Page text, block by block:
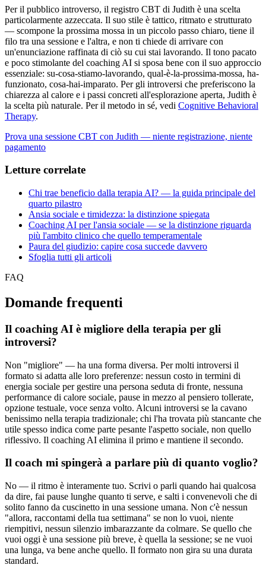
Per il pubblico introverso, il registro CBT di Judith è una scelta
particolarmente azzeccata. Il suo stile è tattico, ritmato e strutturato
— scompone la prossima mossa in un piccolo passo chiaro, tiene il
filo tra una sessione e l'altra, e non ti chiede di arrivare con
un'enunciazione raffinata di ciò su cui stai lavorando. Il tono pacato
e poco stimolante del coaching AI si sposa bene con il suo approccio
essenziale: su-cosa-stiamo-lavorando, qual-è-la-prossima-mossa, ha-
funzionato, cosa-hai-imparato. Per gli introversi che preferiscono la
chiarezza al calore e i passi concreti all'esplorazione aperta, Judith è
la scelta più naturale. Per il metodo in sé, vedi Cognitive Behavioral
Therapy.
Prova una sessione CBT con Judith — niente registrazione, niente
pagamento
Letture correlate
Chi trae beneficio dalla terapia AI? — la guida principale del
quarto pilastro
Ansia sociale e timidezza: la distinzione spiegata
Coaching AI per l'ansia sociale — se la distinzione riguarda
più l'ambito clinico che quello temperamentale
Paura del giudizio: capire cosa succede davvero
Sfoglia tutti gli articoli
FAQ
Domande frequenti
Il coaching AI è migliore della terapia per gli
introversi?
Non "migliore" — ha una forma diversa. Per molti introversi il
formato si adatta alle loro preferenze: nessun costo in termini di
energia sociale per gestire una persona seduta di fronte, nessuna
performance di calore sociale, pause in mezzo al pensiero tollerate,
opzione testuale, voce senza volto. Alcuni introversi se la cavano
benissimo nella terapia tradizionale; chi l'ha trovata più stancante che
utile spesso indica come parte pesante l'aspetto sociale, non quello
riflessivo. Il coaching AI elimina il primo e mantiene il secondo.
Il coach mi spingerà a parlare più di quanto voglio?
No — il ritmo è interamente tuo. Scrivi o parli quando hai qualcosa
da dire, fai pause lunghe quanto ti serve, e salti i convenevoli che di
solito fanno da cuscinetto in una sessione umana. Non c'è nessun
"allora, raccontami della tua settimana" se non lo vuoi, niente
riempitivi, nessun silenzio imbarazzante da colmare. Se quello che
vuoi oggi è una sessione più breve, è quella la sessione; se ne vuoi
una lunga, va bene anche quello. Il formato non gira su una durata
standard.